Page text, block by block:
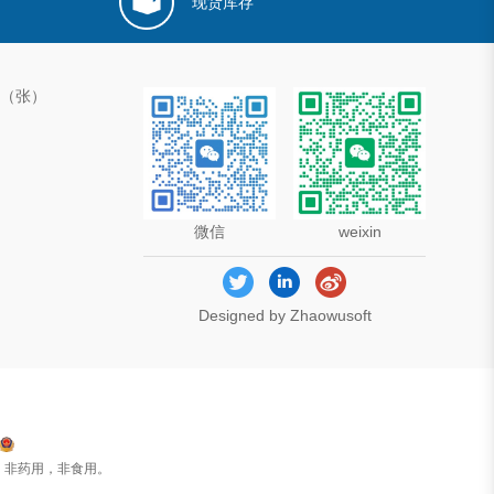
张）
weixin
微信
Designed by Zhaowusoft
药用，非食用。